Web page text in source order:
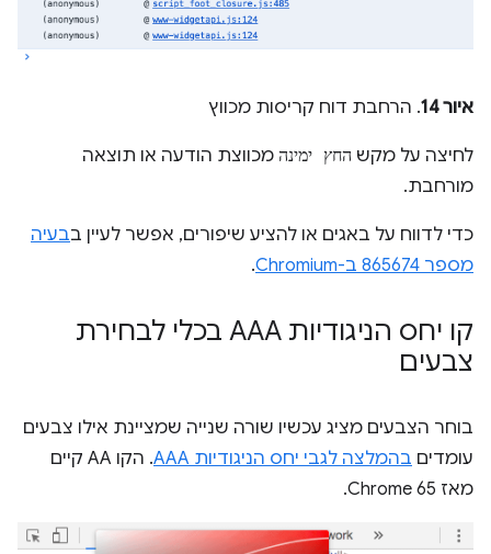
איור 14 . הרחבת דוח קריסות מכווץ
לחיצה על מקש החץ ימינה מכווצת הודעה או תוצאה
מורחבת.
כדי לדווח על באגים או להציע שיפורים, אפשר לעיין בבעיה
מספר 865674 ב-Chromium
.
קו יחס הניגודיות AAA בכלי לבחירת
צבעים
בוחר הצבעים מציג עכשיו שורה שנייה שמציינת אילו צבעים
עומדים בהמלצה לגבי יחס הניגודיות AAA
. הקו AA קיים
מאז Chrome 65.